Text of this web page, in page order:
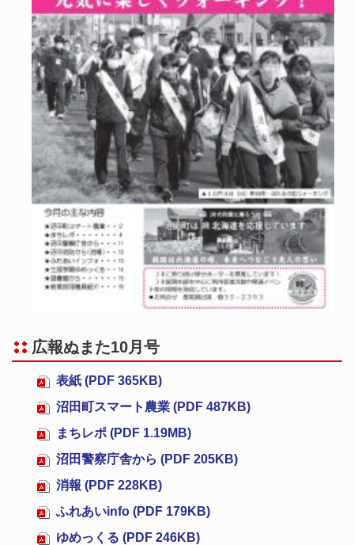
広報ぬまた10月号
表紙 (PDF 365KB)
沼田町スマート農業 (PDF 487KB)
まちレポ (PDF 1.19MB)
沼田警察庁舎から (PDF 205KB)
消報 (PDF 228KB)
ふれあいinfo (PDF 179KB)
ゆめっくる (PDF 246KB)